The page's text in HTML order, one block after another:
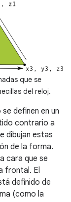
que se
del reloj.
definen en un
contrario a
dibujan estas
de la forma.
cara que se
frontal. El
definido de
(como la